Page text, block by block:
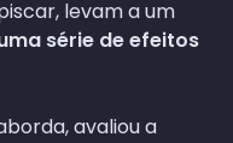
levam a um
série de efeitos
avaliou a